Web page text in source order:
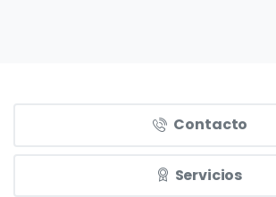
Contacto
Servicios